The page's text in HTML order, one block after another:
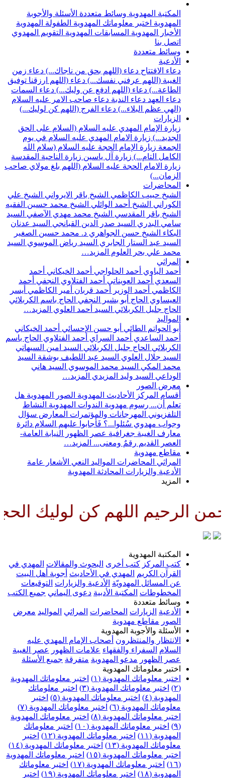
المكتبة المهدويةوسائط متعددة الأسئلة والأجوبة
المهدويةاختبر معلوماتك المهدويةالطفولة المهدوية
الأخبار المهدويةالمسابقات المهدويةالتقويم المهدوي
وسائط متعددة
الأدعية
دعاء الافتتاح دعاء (اللهم بحق من ناجاك...)دعاء زمن
الغيبة (اللهم عرفني نفسك...)دعاء (اللهم ارزقنا توفيق
الطاعة...)دعاء (اللهم ادفع عن وليك...) دعاء السمات
دعاء العهددعاء الندبةدعاء صاحب الامر عليه السلام
(الهي عظم البلاء...)
دعاء الفرج (اللهم كن لوليك...)
الزيارات
زيارة الإمام المهدي عليه السلام (السلام على الحق
الجديد...)زيارة الامام المهدي عليه السلام في يوم
زيارة الإمام الحجة عليه السلام (سلام الله
الكامل التام...) زيارة آل ياسين زيارة الناحية المقدسة
زيارة الامام الحجة عليه السلام (اللهم بلغ مولاي صاحب
الزمان...)
المحاضرات
الشيخ حبيب الكاظميالشيخ باقر الايروانيالشيخ علي
الكورانيالشيخ أحمد الوائلي الشيخ محمد حسين الفقيه
الشيخ باقر المقدسيالشيخ محمد مهدي الآصفي السيد
سامي البدري السيد صدر الدين القبانجيالسيد عدنان
الشيخ حسن الجواهريد. محمد حسين الصغير
السيد عبد الستار الجابري
السيد رياض الموسويالسيد
محمد علي بحر العلوم
المزيد…
المراثي
أحمد الباويأحمد الحلواجيأحمد الخيكانيأحمد
أحمد العويناتيأحمد الفتلاوي النجفي أحمد
الكاظميأحمد الوزيرأحمد قربانأمير الكاظميأيسر
العيساويالحاج أبو بشير النجفي
الحاج باسم الكربلائي
الحاج جليل الكربلائيالسيد أحمد العلوي المزيد…
المواليد
أبو الحواتم الطائي
أبو حسن الإحسائيأحمد الخيكاني
أحمد الساعديأحمد السراي أحمد الفتلاويالحاج باسم
الكربلائيالحاج جليل الكربلائيالسيد امين السيهاتي
السيد جلال العلوي السيد عبد اللطيف بوشقة السيد
محمد المكيالسيد محمد الموسويالسيد هاني
السيد وليد المزيدي المزيد…
معرض الصور
أقسام المركز الأحاديث المهدويةالصور المهدويةهل
تعلم أن...رسوم مهدوية الندوات المهدويةالنشاط
التلفزيونيالمهرجانات والمؤتمراتالمعارضسؤال
وجواب مهدوي سُئلوا...؟ فَأجابوا عليهم السلام
دائرة
معارف الغيبة جغرافية عصر الظهور
النيابة العامة-
العصر القديم
رقمٌ ومعنى...المزيد…
مقاطع مهدوية
المحاضراتالمواليد النعيالأشعار عامة
الأدعية والزياراتالمحادثة المهدوية
المزيد
اللهم كن لوليك الحجة بن
المكتبة المهدوية
كتب المركز
كتب أخرى البحوث والمقالات المهدي في
القرآن الكريم
المهدي في الأحاديث
أجوبة أهل البيت
عن المسائل المهدويّة
الأدعية والزيارات التوقيعات
المخطوطات المكتبة الأدبية دعوى اليماني
جميع الكتب
وسائط متعددة
الأدعية
الزيارات المحاضرات المراثي المواليد معرض
مقاطع مهدوية
الأسئلة والأجوبة المهدوية
الانتظار والمنتظرون أصحاب الإمام المهدي عليه
السفراء والفقهاء علامات الظهور
عصر الغيبة
عصر الظهور
مدعو المهدوية متفرقة جميع الأسئلة
اختبر معلوماتك المهدوية
اختبر معلوماتك المهدوية (١)
اختبر معلوماتك المهدوية
اختبر معلوماتك المهدوية (٣)
اختبر معلوماتك
المهدوية (٤)
اختبر معلوماتك المهدوية (٥)
اختبر
معلوماتك المهدوية (٦)
اختبر معلوماتك المهدوية (٧)
اختبر معلوماتك المهدوية (٨)
اختبر معلوماتك المهدوية
اختبر معلوماتك المهدوية (١٠)
اختبر معلوماتك
المهدوية (١١)
اختبر معلوماتك المهدوية (١٢)
اختبر
معلوماتك المهدوية (١٣)
اختبر معلوماتك المهدوية (١٤)
اختبر معلوماتك المهدوية (١٥)
اختبر معلوماتك المهدوية
اختبر معلوماتك المهدوية (١٧)
اختبر معلوماتك
المهدوية (١٨)
اختبر معلوماتك المهدوية (١٩) اختبر